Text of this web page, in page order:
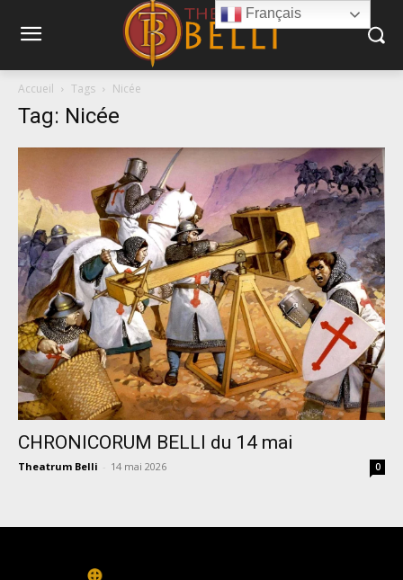
Accueil Tags Nicée
Tag: Nicée
CHRONICORUM BELLI du 14 mai
Theatrum Belli - 14 mai 2026 0
Français